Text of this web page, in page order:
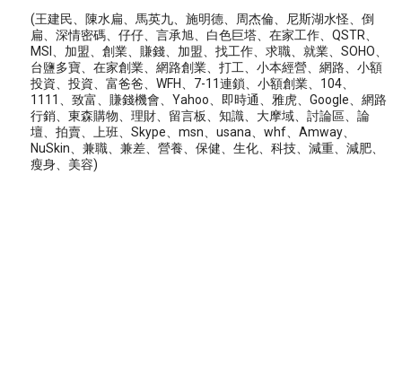
(王建民、陳水扁、馬英九、施明德、周杰倫、尼斯湖水怪、倒
扁、深情密碼、仔仔、言承旭、白色巨塔、在家工作、QSTR、
MSI、加盟、創業、賺錢、加盟、找工作、求職、就業、SOHO、
台鹽多寶、在家創業、網路創業、打工、小本經營、網路、小額
投資、投資、富爸爸、WFH、7-11連鎖、小額創業、104、
1111、致富、賺錢機會、Yahoo、即時通、雅虎、Google、網路
行銷、東森購物、理財、留言板、知識、大摩域、討論區、論
壇、拍賣、上班、Skype、msn、usana、whf、Amway、
NuSkin、兼職、兼差、營養、保健、生化、科技、減重、減肥、
瘦身、美容)